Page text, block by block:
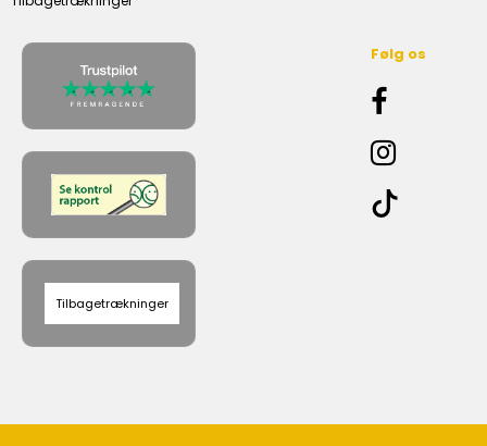
Tilbagetrækninger
Følg os